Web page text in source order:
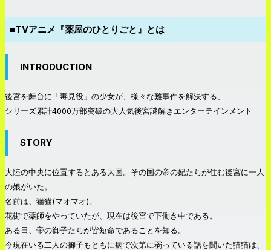
■TVアニメ『薬屋のひとりごと』とは
INTRODUCTION
後宮を舞台に「毒見役」の少女が、様々な難事件を解決する、
シリーズ累計4000万部突破の大人気後宮謎解きエンターテインメント
STORY
大陸の中央に位置するとある大国。その国の帝の妃たちが住む後宮に一人
の娘がいた。
名前は、猫猫(マオマオ)。
花街で薬師をやっていたが、現在は後宮で下働き中である。
ある日、帝の御子たちが皆短命であることを知る。
今現在いる二人の御子もともに病で次第に弱っている話を聞いた猫猫は、